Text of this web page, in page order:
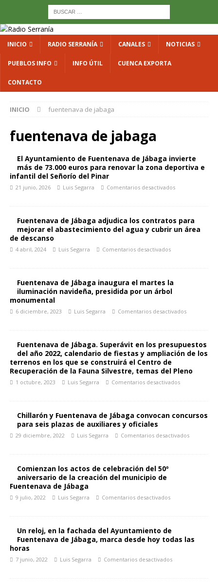
INICIO RADIO SERRANÍA CANALES NOTICIAS
PUEBLOS INFO INFO ÚTIL CUENCA EXPORTA
CONTACTO
INICIO fuentenava de jabaga
fuentenava de jabaga
El Ayuntamiento de Fuentenava de Jábaga invierte
más de 73.000 euros para renovar la zona deportiva e
infantil del Señorío del Pinar
21 junio, 2026 Luis Segarra Comentarios desactivados
Fuentenava de Jábaga adjudica los contratos para
mejorar el abastecimiento del agua y cubrir un área
de descanso
4 abril, 2024 Luis Segarra Comentarios desactivados
Fuentenava de Jábaga inaugura el martes la
iluminación navideña, presidida por un árbol
monumental
6 diciembre, 2023 Luis Segarra Comentarios desactivados
Fuentenava de Jábaga. Superávit en los presupuestos
del año 2022, calendario de fiestas y ampliación de los
terrenos en los que se construirá el Centro de
Recuperación de la Fauna Silvestre, temas del Pleno
1 octubre, 2023 Luis Segarra Comentarios desactivados
Chillarón y Fuentenava de Jábaga convocan concursos
para seis plazas de auxiliares y oficiales
29 diciembre, 2022 Luis Segarra Comentarios desactivados
Comienzan los actos de celebración del 50º
aniversario de la creación del municipio de
Fuentenava de Jábaga
9 julio, 2022 Luis Segarra Comentarios desactivados
Un reloj, en la fachada del Ayuntamiento de
Fuentenava de Jábaga, marca desde hoy todas las
horas
7 junio, 2022 Luis Segarra Comentarios desactivados